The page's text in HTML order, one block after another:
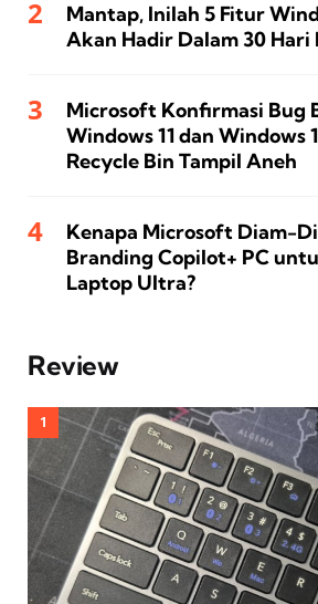
Mantap, Inilah 5 Fitur
Akan Hadir Dalam 30 Hari
Microsoft Konfirmasi Bug
Windows 11 dan Windows
Recycle Bin Tampil Aneh
Kenapa Microsoft Diam-
Branding Copilot+ PC
Laptop Ultra?
Review